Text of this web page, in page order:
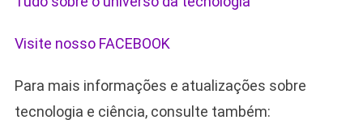
Visite nosso FACEBOOK
Para mais informações e atualizações sobre
tecnologia e ciência, consulte também: